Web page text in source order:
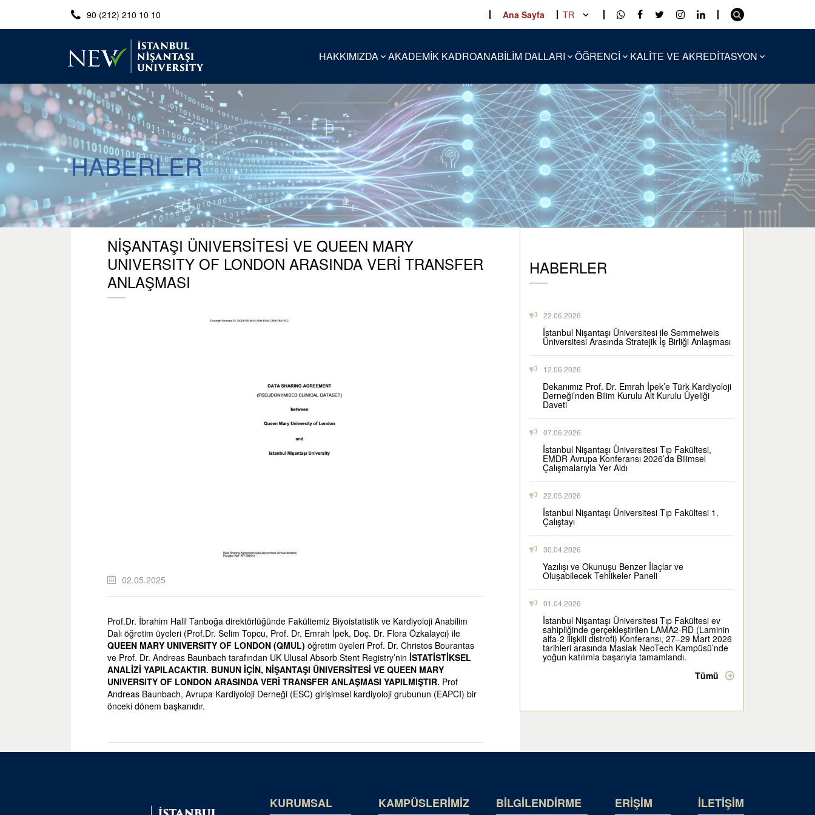
90 (212) 210 10 10 Ana Sayfa TR
HAKKIMIZDA AKADEMİK KADROANABİLİM DALLARI ÖĞRENCİ KALİTE VE AKREDİTASYON
HABERLER
NİŞANTAŞI ÜNIVERSİTESİ VE QUEEN MARY
UNIVERSITY OF LONDON ARASINDA VERİ TRANSFER
ANLAŞMASI
02.05.2025
Prof.Dr. İbrahim Halil Tanboğa direktörlüğünde Fakültemiz Biyoistatistik ve Kardiyoloji Anabilim
Dalı öğretim üyeleri (Prof.Dr. Selim Topcu, Prof. Dr. Emrah İpek, Doç. Dr. Flora Özkalaycı) ile
QUEEN MARY UNIVERSITY OF LONDON (QMUL) öğretim üyeleri Prof. Dr. Christos Bourantas
ve Prof. Dr. Andreas Baunbach tarafından UK Ulusal Absorb Stent Registry’nin İSTATİSTİKSEL
ANALİZİ YAPILACAKTIR. BUNUN İÇİN, NİŞANTAŞI ÜNIVERSİTESİ VE QUEEN MARY
UNIVERSITY OF LONDON ARASINDA VERİ TRANSFER ANLAŞMASI YAPILMIŞTIR. Prof
Andreas Baunbach, Avrupa Kardiyoloji Derneği (ESC) girişimsel kardiyoloji grubunun (EAPCI) bir
önceki dönem başkanıdır.
HABERLER
22.06.2026
İstanbul Nişantaşı Üniversitesi ile Semmelweis
Üniversitesi Arasında Stratejik İş Birliği Anlaşması
12.06.2026
Dekanımız Prof. Dr. Emrah İpek’e Türk Kardiyoloji
Derneği’nden Bilim Kurulu Alt Kurulu Üyeliği
Daveti
07.06.2026
İstanbul Nişantaşı Üniversitesi Tıp Fakültesi,
EMDR Avrupa Konferansı 2026’da Bilimsel
Çalışmalarıyla Yer Aldı
22.05.2026
İstanbul Nişantaşı Üniversitesi Tıp Fakültesi 1.
Çalıştayı
30.04.2026
Yazılışı ve Okunuşu Benzer İlaçlar ve
Oluşabilecek Tehlikeler Paneli
01.04.2026
İstanbul Nişantaşı Üniversitesi Tıp Fakültesi ev
sahipliğinde gerçekleştirilen LAMA2-RD (Laminin
alfa-2 ilişkili distrofi) Konferansı, 27–29 Mart 2026
tarihleri arasında Maslak NeoTech Kampüsü’nde
yoğun katılımla başarıyla tamamlandı.
Tümü
KURUMSAL KAMPÜSLERİMİZ BİLGİLENDİRME ERİŞİM İLETİŞİM